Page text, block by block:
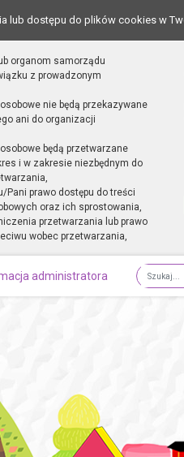
lub dostępu do plików cookies w
organom samorządu
z prowadzonym
nie będą przekazywane
ani do organizacji
będą przetwarzane
i w zakresie niezbędnym do
Pani prawo dostępu do treści
oraz ich sprostowania,
przetwarzania lub prawo
wobec przetwarzania,
administratora
Fraza